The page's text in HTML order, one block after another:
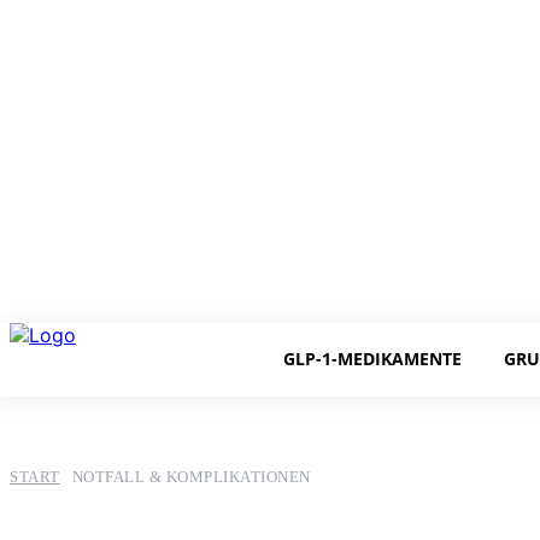
GLP-1-MEDIKAMENTE
START NOTFALL & KOMPLIKATIONEN